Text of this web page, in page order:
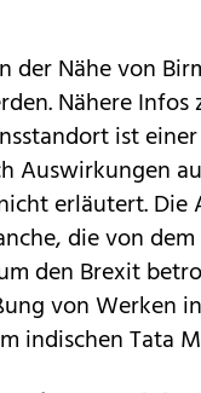
der Nähe von
Nähere
ist
Auswirkungen
erläutert. Die
die von
den Brexit
von Werken
indischen Tata